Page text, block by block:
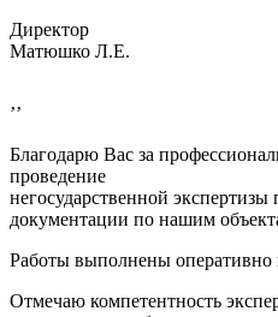
Директор
Матюшко Л.Е.
’’
Благодарю Вас за
проведение
негосударственной экспертизы
документации по нашим
Работы выполнены оперативно
Отмечаю компетентность